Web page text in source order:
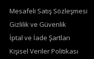
Mesafeli Satış Sözleşmesi
Gizlilik ve Güvenlik
İptal ve İade Şartları
Kişisel Veriler Politikası